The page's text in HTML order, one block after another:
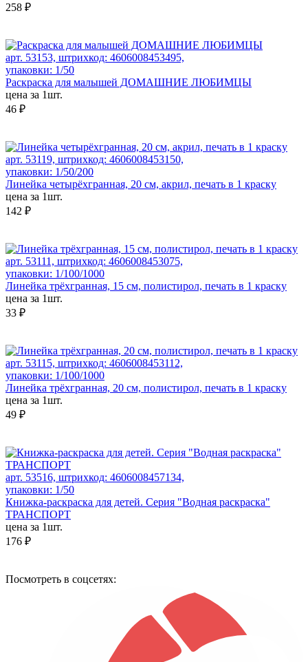
258 ₽
арт. 53153, штрихкод: 4606008453495,
упаковки: 1/50
Раскраска для малышей ДОМАШНИЕ ЛЮБИМЦЫ
цена за 1шт.
46 ₽
арт. 53119, штрихкод: 4606008453150,
упаковки: 1/50/200
Линейка четырёхгранная, 20 см, акрил, печать в 1 краску
цена за 1шт.
142 ₽
арт. 53111, штрихкод: 4606008453075,
упаковки: 1/100/1000
Линейка трёхгранная, 15 см, полистирол, печать в 1 краску
цена за 1шт.
33 ₽
арт. 53115, штрихкод: 4606008453112,
упаковки: 1/100/1000
Линейка трёхгранная, 20 см, полистирол, печать в 1 краску
цена за 1шт.
49 ₽
арт. 53516, штрихкод: 4606008457134,
упаковки: 1/50
Книжка-раскраска для детей. Серия "Водная раскраска"
ТРАНСПОРТ
цена за 1шт.
176 ₽
Посмотреть в соцсетях: